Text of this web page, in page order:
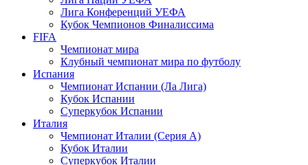
Лига Конференций УЕФА
Кубок Чемпионов Финалиссима
FIFA
Чемпионат мира
Клубный чемпионат мира по футболу
Испания
Чемпионат Испании (Ла Лига)
Кубок Испании
Суперкубок Испании
Италия
Чемпионат Италии (Серия А)
Кубок Италии
Суперкубок Италии